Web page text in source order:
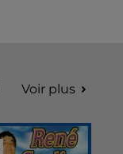
Voir plus